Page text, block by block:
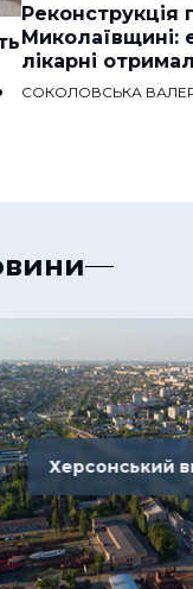
Реконструкція
Миколаївщині:
лікарні
СОКОЛОВСЬКА
Херсонський